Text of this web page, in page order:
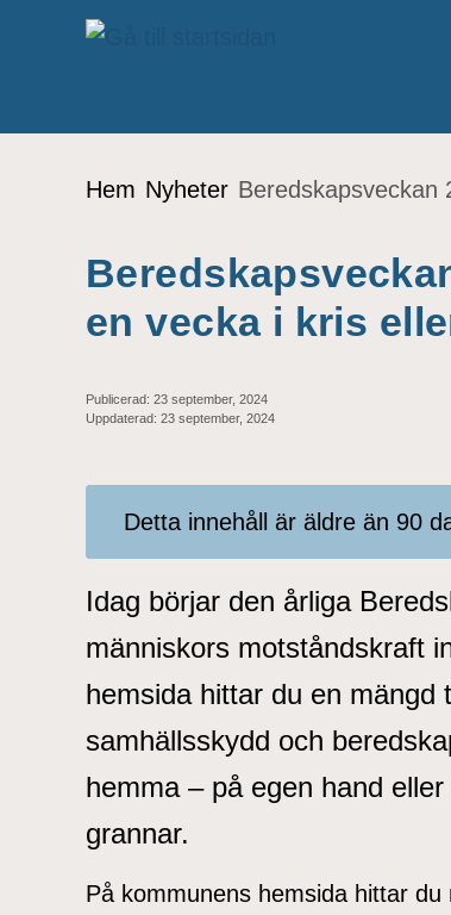
Gå till innehåll
Du är här:
Hem Nyheter Beredskapsveckan
en vecka i kris
Publicerad: 23 september, 2024
Uppdaterad: 23 september, 2024
Detta innehåll är äldre än 90
Idag börjar den årliga
människors motståndskraft
hemsida hittar du en
samhällsskydd och
hemma – på egen hand
grannar.
På kommunens hemsida hittar du